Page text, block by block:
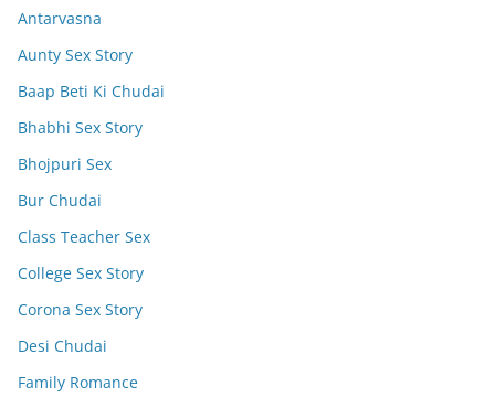
Antarvasna
Aunty Sex Story
Baap Beti Ki Chudai
Bhabhi Sex Story
Bhojpuri Sex
Bur Chudai
Class Teacher Sex
College Sex Story
Corona Sex Story
Desi Chudai
Family Romance